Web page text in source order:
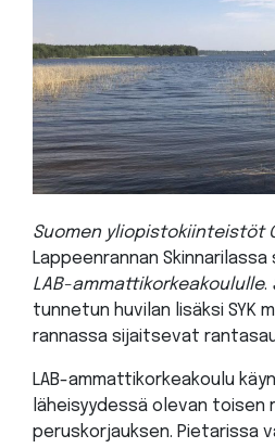
Suomen yliopistokiinteistöt
Lappeenrannan
LAB-ammattikorkeakoululle.
tunnetun huvilan lisäksi SYK
rannassa sijaitsevat
LAB-ammattikorkeakoulu
läheisyydessä olevan toisen
peruskorjauksen. Pietarissa